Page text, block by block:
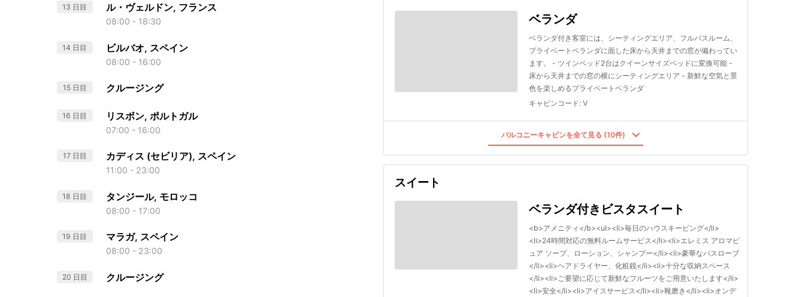
13 日目 ル・ヴェルドン, フランス
08:00 - 18:30
14 日目 ビルバオ, スペイン
08:00 - 16:00
15 日目 クルージング
16 日目 リスボン, ポルトガル
07:00 - 16:00
17 日目 カディス (セビリア), スペイン
11:00 - 23:00
18 日目 タンジール, モロッコ
08:00 - 17:00
19 日目 マラガ, スペイン
08:00 - 23:00
20 日目 クルージング
ベランダ
ベランダ付き客室には、シーティングエリア、フルバスルーム、
プライベートベランダに面した床から天井までの窓が備わってい
ます。 - ツインベッド2台はクイーンサイズベッドに変換可能 -
床から天井までの窓の横にシーティングエリア - 新鮮な空気と景
色を楽しめるプライベートベランダ
キャビンコード: V
バルコニーキャビンを全て見る (10件)
スイート
ベランダ付きビスタスイート
<b>アメニティ</b><ul><li>毎日のハウスキーピング</li>
<li>24時間対応の無料ルームサービス</li><li>エレミス アロマピ
ュア ソープ、ローション、シャンプー</li><li>豪華なバスローブ
</li><li>ヘアドライヤー、化粧鏡</li><li>十分な収納スペース
</li><li>ご要望に応じて新鮮なフルーツをご用意いたします</li>
<li>安全</li><li>アイスサービス</li><li>靴磨き</li><li>オンデ